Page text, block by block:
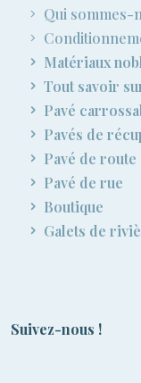
Qui sommes-
Matériaux
Tout savoir
Pavé
Pavés de
Pavé de route
Pavé de rue
Boutique
Galets de
Suivez-nous !